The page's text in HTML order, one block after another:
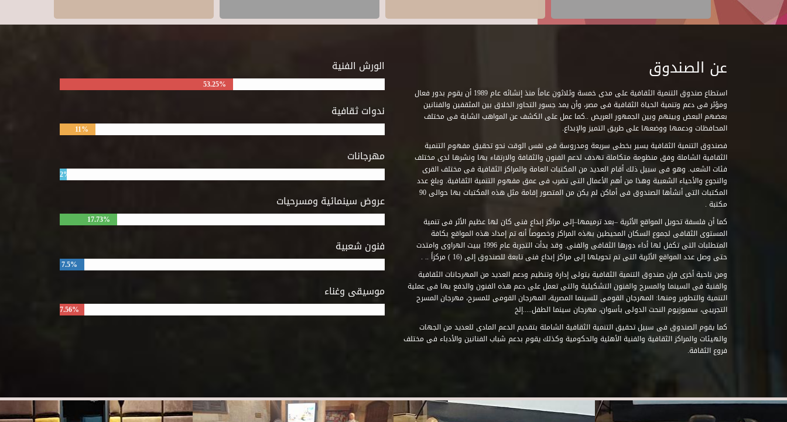
الورش الفنية
53.25%
ندوات ثقافية
11%
مهرجانات
2%
عروض سينمائية ومسرحيات
17.73%
فنون شعبية
7.5%
موسيقى وغناء
7.56%
عن الصندوق
استطاع صندوق التنمية الثقافية على مدى خمسة وثلاثون عاماً منذ إنشائه عام 1989 أن يقوم بدور فعال
ومؤثر فى دعم وتنمية الحياة الثقافية فى مصر، وأن يمد جسور التحاور الخلاق بين المثقفين والفنانين
بعضهم البعض وبينهم وبين الجمهور العريض ..كما عمل على الكشف عن المواهب الشابة فى مختلف
المحافظات ودعمها ووضعها على طريق التميز والإبداع.
فصندوق التنمية الثقافية يسير بخطى سريعة ومدروسة فى نفس الوقت نحو تحقيق مفهوم التنمية
الثقافية الشاملة وفق منظومة متكاملة تهدف لدعم الفنون والثقافة والارتقاء بها ونشرها لدى مختلف
فئات الشعب. وهو فى سبيل ذلك أقام العديد من المكتبات العامة والمراكز الثقافية فى مختلف القرى
والنجوع والأحياء الشعبية وهذا من أهم الأعمال التى تضرب فى عمق مفهوم التنمية الثقافية. وبلغ عدد
المكتبات التى أنشأها الصندوق فى أماكن لم يكن من المتصور إقامة مثل هذه المكتبات بها حوالى 90
مكتبة .
كما أن فلسفة تحويل المواقع الأثرية –بعد ترميمها–إلى مراكز إبداع فنى كان لها عظيم الأثر فى تنمية
المستوى الثقافى لجموع السكان المحيطين بهذه المراكز وخصوصاً أنه تم إمداد هذه المواقع بكافة
المتطلبات التى تكفل لها أداء دورها الثقافى والفنى. وقد بدأت التجربة عام 1996 ببيت الهراوى وامتدت
حتى وصل عدد المواقع الأثرية التى تم تحويلها إلى مراكز إبداع فنى تابعة للصندوق إلى (16 ) مركزاً .. .
ومن ناحية أخرى فإن صندوق التنمية الثقافية يتولى إدارة وتنظيم ودعم العديد من المهرجانات الثقافية
والفنية فى السينما والمسرح والفنون التشكيلية والتى تعمل على دعم هذه الفنون والدفع بها فى عملية
التنمية والتطوير ومنها: المهرجان القومى للسينما المصرية، المهرجان القومى للمسرح، مهرجان المسرح
التجريبى، سمبوزيوم النحت الدولى بأسوان، مهرجان سينما الطفل.....إلخ
كما يقوم الصندوق فى سبيل تحقيق التنمية الثقافية الشاملة بتقديم الدعم المادى للعديد من الجهات
والهيئات والمراكز الثقافية والفنية الأهلية والحكومية وكذلك يقوم بدعم شباب الفنانين والأدباء فى مختلف
فروع الثقافة.